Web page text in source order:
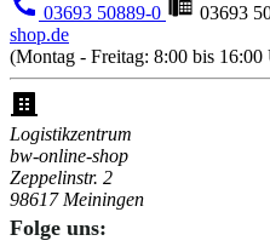
03693 50889-0 03693
shop.de
(Montag - Freitag: 8:00 bis 16:00
Logistikzentrum
bw-online-shop
Zeppelinstr. 2
98617 Meiningen
Folge uns: